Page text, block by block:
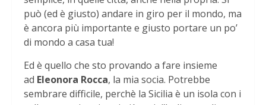
può (ed è giusto) andare in giro per il mondo, ma
è ancora più importante e giusto portare un po’
di mondo a casa tua!
Ed è quello che sto provando a fare insieme
ad Eleonora Rocca, la mia socia. Potrebbe
sembrare difficile, perchè la Sicilia è un isola con i